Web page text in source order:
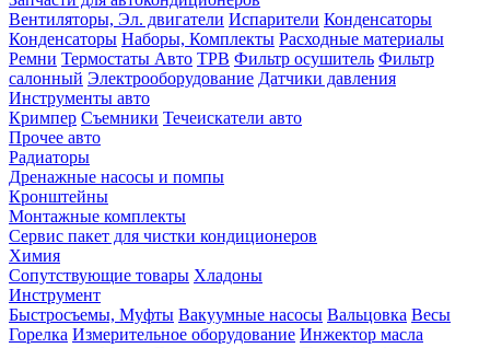
Вентиляторы, Эл. двигатели Испарители Конденсаторы
Конденсаторы Наборы, Комплекты Расходные материалы
Ремни Термостаты Авто ТРВ Фильтр осушитель Фильтр
салонный Электрооборудование Датчики давления
Инструменты авто
Кримпер Съемники Течеискатели авто
Прочее авто
Радиаторы
Дренажные насосы и помпы
Кронштейны
Монтажные комплекты
Сервис пакет для чистки кондиционеров
Химия
Сопутствующие товары Хладоны
Инструмент
Быстросъемы, Муфты Вакуумные насосы Вальцовка Весы
Горелка Измерительное оборудование Инжектор масла